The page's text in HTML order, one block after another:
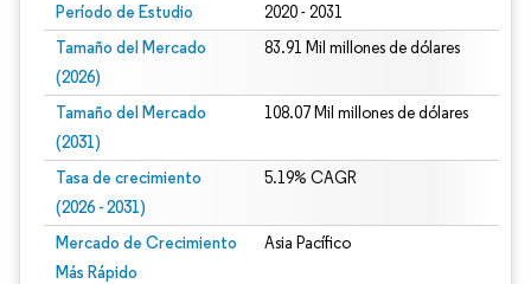
Período de Estudio 2020 - 2031
Tamaño del Mercado
(2026)
83.91 Mil millones de dólares
Tamaño del Mercado
(2031)
108.07 Mil millones de dólares
Tasa de crecimiento
(2026 - 2031)
5.19% CAGR
Mercado de Crecimiento
Más Rápido
Asia Pacífico